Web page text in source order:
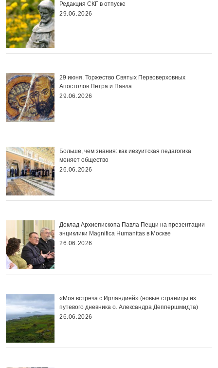
Редакция СКГ в отпуске
29.06.2026
29 июня. Торжество Святых Первоверховных
Апостолов Петра и Павла
29.06.2026
Больше, чем знания: как иезуитская педагогика
меняет общество
26.06.2026
Доклад Архиепископа Павла Пецци на презентации
энциклики Magnifica Нumanitas в Москве
26.06.2026
«Моя встреча с Ирландией» (новые страницы из
путевого дневника о. Александра Деппершмидта)
26.06.2026